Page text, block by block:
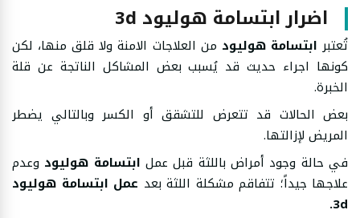
اضرار ابتسامة هوليود 3d
تُعتبرابتسامة هوليود من العلاجات الامنة ولا قلق منها، لكن
كونها اجراء حديث قد يُسبب بعض المشاكل الناتجة عن قلة
الخبرة.
بعض الحالات قد تتعرض للتشقق أو الكسر وبالتالي يضطر
المريض لإزالتها.
في حالة وجود أمراض باللثة قبل عملابتسامة هوليود وعدم
علاجها جيداً؛ تتفاقم مشكلة اللثة بعد عمل ابتسامة هوليود
3d.